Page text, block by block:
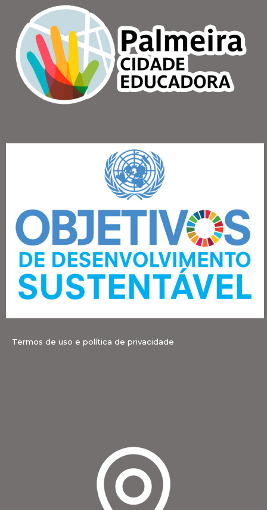
Termos de uso e política de privacidade